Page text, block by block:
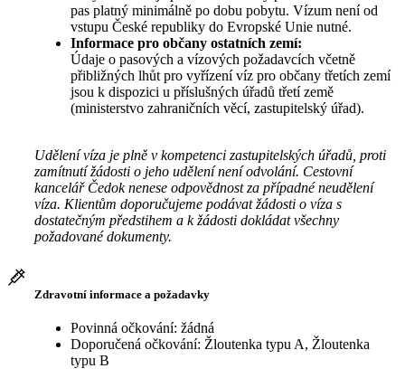
pas platný minimálně po dobu pobytu. Vízum není od
vstupu České republiky do Evropské Unie nutné.
Informace pro občany ostatních zemí:
Údaje o pasových a vízových požadavcích včetně
přibližných lhůt pro vyřízení víz pro občany třetích zemí
jsou k dispozici u příslušných úřadů třetí země
(ministerstvo zahraničních věcí, zastupitelský úřad).
Udělení víza je plně v kompetenci zastupitelských úřadů, proti
zamítnutí žádosti o jeho udělení není odvolání. Cestovní
kancelář Čedok nenese odpovědnost za případné neudělení
víza. Klientům doporučujeme podávat žádosti o víza s
dostatečným předstihem a k žádosti dokládat všechny
požadované dokumenty.
Zdravotní informace a požadavky
Povinná očkování: žádná
Doporučená očkování: Žloutenka typu A, Žloutenka
typu B